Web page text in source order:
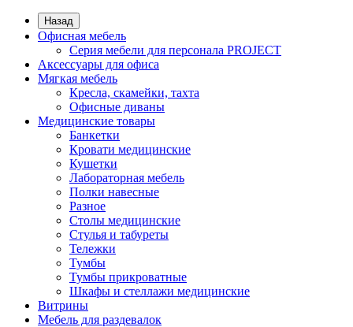
Назад
Офисная мебель
Серия мебели для персонала PROJECT
Аксессуары для офиса
Мягкая мебель
Кресла, скамейки, тахта
Офисные диваны
Медицинские товары
Банкетки
Кровати медицинские
Кушетки
Лабораторная мебель
Полки навесные
Разное
Столы медицинские
Стулья и табуреты
Тележки
Тумбы
Тумбы прикроватные
Шкафы и стеллажи медицинские
Витрины
Мебель для раздевалок